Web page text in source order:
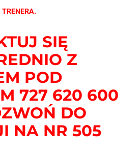
SIĘ
Z
POD
727 620 600
DO
NA NR 505